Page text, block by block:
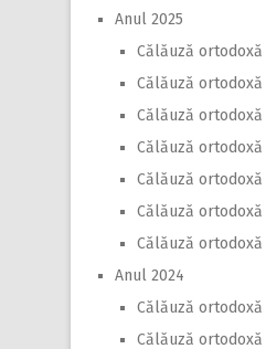
Anul 2025
Călăuză ortodoxă
Călăuză ortodoxă
Călăuză ortodoxă
Călăuză ortodoxă
Călăuză ortodoxă
Călăuză ortodoxă
Călăuză ortodoxă
Anul 2024
Călăuză ortodoxă
Călăuză ortodoxă